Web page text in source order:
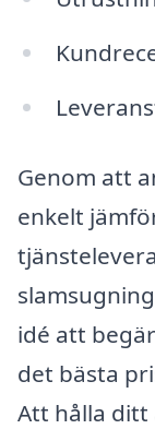
Genom att
enkelt
idé att
det bästa
Att hålla ditt